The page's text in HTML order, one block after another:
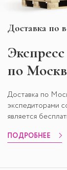
Доставка по
Экспресс
по
Доставка по
экспедиторами
является
ПОДРОБНЕЕ